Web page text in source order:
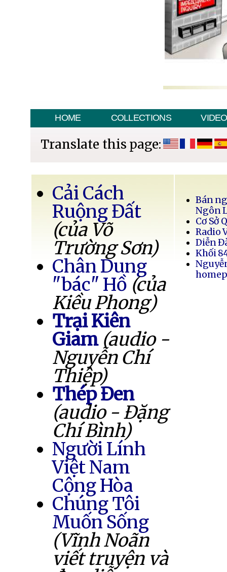
HOME COLLECTIONS VIDEO
Translate this page:
Cải Cách
Ruộng Đất
(của Võ
Trường Sơn)
Chân Dung
"bác" Hồ (của
Kiều Phong)
Trại Kiên
Giam (audio -
Nguyễn Chí
Thiệp)
Thép Đen
(audio - Đặng
Chí Bình)
Người Lính
Việt Nam
Cộng Hòa
Chúng Tôi
Muốn Sống
(Vĩnh Noãn
viết truyện và
Bán
Ngôn
Cơ Sở
Radio
Diễn
Khối